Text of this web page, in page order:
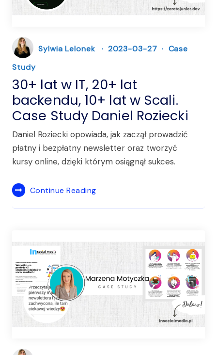
Sylwia Lelonek 2023-03-27
Case
Study
30+ lat w IT, 20+ lat
backendu, 10+ lat w Scali.
Case Study Daniel Roziecki
Daniel Roziecki opowiada, jak zaczął prowadzić
płatny i bezpłatny newsletter oraz tworzyć
kursy online, dzięki którym osiągnął sukces.
Continue Reading